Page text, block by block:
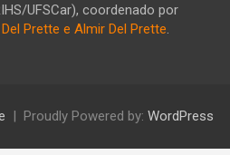
UFSCar), coordenado por
Del Prette e Almir Del Prette
Proudly Powered by: WordPress